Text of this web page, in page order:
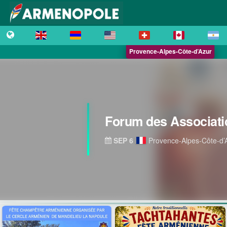
Provence-Alpes-Côte-d’Azur
Forum des
SEP 6 Provence-Alpes-Côte-